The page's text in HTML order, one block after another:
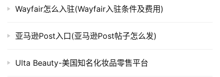
Wayfair怎么入驻(Wayfair入驻条件及费用)
亚马逊Post入口(亚马逊Post帖子怎么发)
Ulta Beauty-美国知名化妆品零售平台